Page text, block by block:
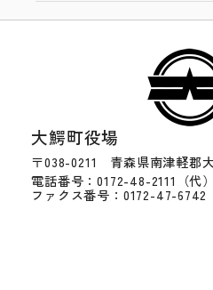
大鰐町役場
〒038-0211 青森県南津軽郡
電話番号：0172-48-2111（代）
ファクス番号：0172-47-6742